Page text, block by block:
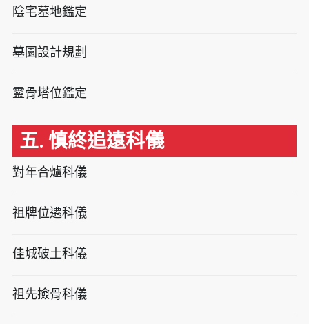
陰宅墓地鑑定
墓園設計規劃
靈骨塔位鑑定
五. 慎終追遠科儀
對年合爐科儀
祖牌位遷科儀
佳城破土科儀
祖先撿骨科儀